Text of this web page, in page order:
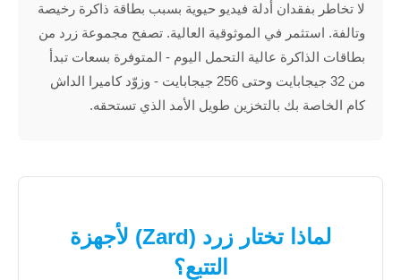
لا تخاطر بفقدان أدلة فيديو حيوية بسبب بطاقة ذاكرة رخيصة
وتالفة. استثمر في الموثوقية العالية. تصفح مجموعة زرد من
بطاقات الذاكرة عالية التحمل اليوم - المتوفرة بسعات تبدأ
من 32 جيجابايت وحتى 256 جيجابايت - وزوّد كاميرا الداش
كام الخاصة بك بالتخزين طويل الأمد الذي تستحقه.
لماذا تختار زرد (Zard) لأجهزة
التتبع؟